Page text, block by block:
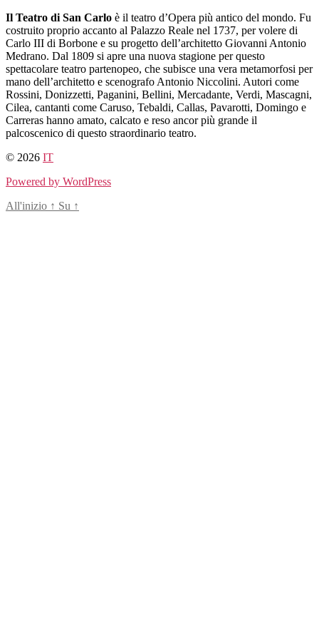
Salta
al
contenuto
Il Teatro di San Carlo è il teatro d’Opera più antico del mondo. Fu
costruito proprio accanto al Palazzo Reale nel 1737, per volere di
Carlo III di Borbone e su progetto dell’architetto Giovanni Antonio
Medrano. Dal 1809 si apre una nuova stagione per questo
spettacolare teatro partenopeo, che subisce una vera metamorfosi per
mano dell’architetto e scenografo Antonio Niccolini. Autori come
Rossini, Donizzetti, Paganini, Bellini, Mercadante, Verdi, Mascagni,
Cilea, cantanti come Caruso, Tebaldi, Callas, Pavarotti, Domingo e
Carreras hanno amato, calcato e reso ancor più grande il
palcoscenico di questo straordinario teatro.
© 2026 IT
Powered by WordPress
All'inizio ↑ Su ↑